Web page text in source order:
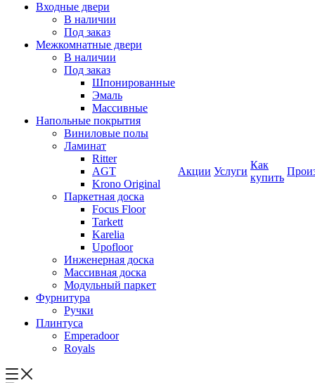
Входные двери
В наличии
Под заказ
Межкомнатные двери
В наличии
Под заказ
Шпонированные
Эмаль
Массивные
Напольные покрытия
Виниловые полы
Ламинат
Ritter
AGT
Krono Original
Паркетная доска
Focus Floor
Tarkett
Karelia
Upofloor
Инженерная доска
Массивная доска
Модульный паркет
Фурнитура
Ручки
Плинтуса
Emperadoor
Royals
Акции Услуги
Как
купить